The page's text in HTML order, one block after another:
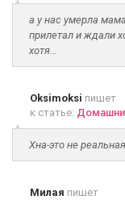
а у нас умерла
прилетал и ждали
хотя...
Oksimoksi пишет
к статье:
Хна-это не
Милая пишет